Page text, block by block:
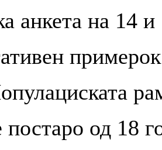
анкета на 14
постаро од 18